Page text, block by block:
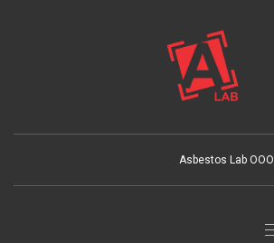
Asbestos Lab ООО